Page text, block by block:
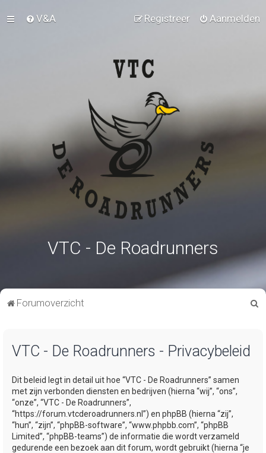
V&A Aanmelden
Registreer
VTC - De Roadrunners
Forumoverzicht
VTC - De Roadrunners - Privacybeleid
Dit beleid legt in detail uit hoe “VTC - De Roadrunners” samen
met zijn verbonden diensten en bedrijven (hierna “wij”, “ons”,
“onze”, “VTC - De Roadrunners”,
“https://forum.vtcderoadrunners.nl”) en phpBB (hierna “zij”,
“hun”, “zijn”, “phpBB-software”, “www.phpbb.com”, “phpBB
Limited”, “phpBB-teams”) de informatie die wordt verzameld
gedurende een bezoek aan dit forum, wordt gebruikt (hierna “je